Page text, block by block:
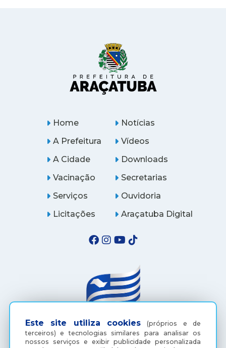
Este site utiliza cookies (próprios e de
terceiros) e tecnologias similares para analisar os
nossos serviços e exibir publicidade personalizada
Home
A Prefeitura
A Cidade
Notícias
Vídeos
Downloads
Vacinação
Serviços
Licitações
Secretarias
Ouvidoria
Araçatuba Digital
(18) 3607-6500